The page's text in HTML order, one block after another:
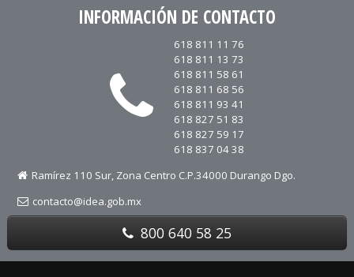
INFORMACIÓN DE CONTACTO
618 811 11 76
618 811 13 73
618 811 58 61
618 811 68 56
618 811 93 41
618 827 51 83
618 827 59 17
618 837 04 38
Ramírez 110 Sur, Zona Centro C.P.34000 Durango Dgo.
contacto@idea.gob.mx
800 640 58 25